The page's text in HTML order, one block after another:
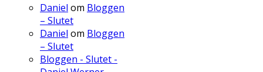
Daniel om Bloggen
– Slutet
Daniel om Bloggen
– Slutet
Bloggen - Slutet -